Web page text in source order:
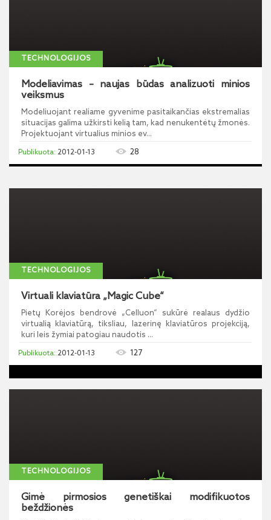
TECHNOLOGIJOS
Modeliavimas – naujas būdas analizuoti minios
veiksmus
Modeliuojant realiame gyvenime pasitaikančias ekstremalias
situacijas galima užkirsti kelią tam, kad nenukentėtų žmonės.
Projektuojant virtualius minios ev...
2012-01-13 28
TECHNOLOGIJOS
Virtuali klaviatūra „Magic Cube“
Pietų Korėjos bendrovė „Celluon“ sukūrė realaus dydžio
virtualią klaviatūrą, tiksliau, lazerinę klaviatūros projekciją,
kuri leis žymiai patogiau naudotis ...
2012-01-13 127
TECHNOLOGIJOS
Gimė pirmosios genetiškai modifikuotos
beždžionės